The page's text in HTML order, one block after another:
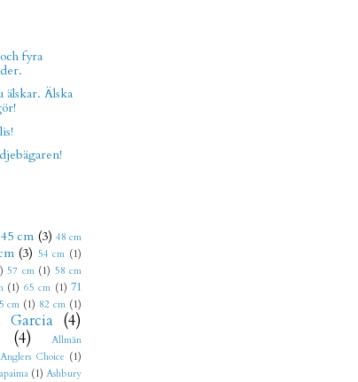
fyra
älskar. Älska
45 cm (3) 48 cm
(3) 54 cm (1)
57 cm (1) 58 cm
(1) 65 cm (1) 71
cm (1) 82 cm (1)
Garcia (4)
(4)
Allmän
Anglers Choice (1)
(1) Ashbury